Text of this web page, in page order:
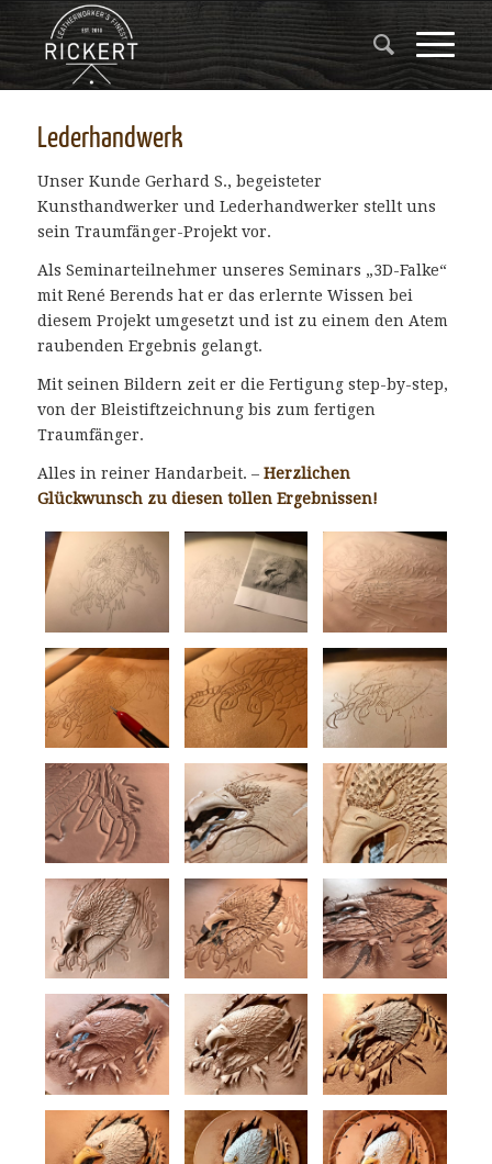
Lederhandwerk
Unser Kunde Gerhard S., begeisteter
Kunsthandwerker und Lederhandwerker stellt uns
sein Traumfänger-Projekt vor.
Als Seminarteilnehmer unseres Seminars „3D-Falke“
mit René Berends hat er das erlernte Wissen bei
diesem Projekt umgesetzt und ist zu einem den Atem
raubenden Ergebnis gelangt.
Mit seinen Bildern zeit er die Fertigung step-by-step,
von der Bleistiftzeichnung bis zum fertigen
Traumfänger.
Alles in reiner Handarbeit. – Herzlichen
Glückwunsch zu diesen tollen Ergebnissen!